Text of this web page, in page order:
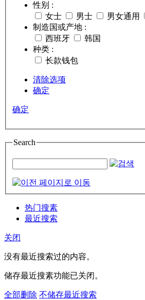
性别 :
女士
男士 男女通用
制造国或产地 :
西班牙
韩国
种类 :
长款钱包
清除选项
确定
确定
Search
热门搜素
最近搜索
关闭
没有最近搜索过的内容。
储存最近搜素功能已关闭。
全部删除 不储存最近搜索